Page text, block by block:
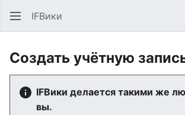
IFВики
Создать учётную
IFВики делается такими же
вы.